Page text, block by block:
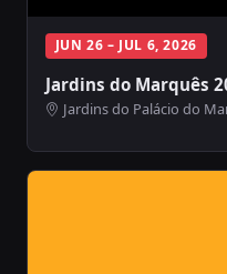
JUN 26 – JUL 6, 2026
Jardins do Marquês
Jardins do Palácio do